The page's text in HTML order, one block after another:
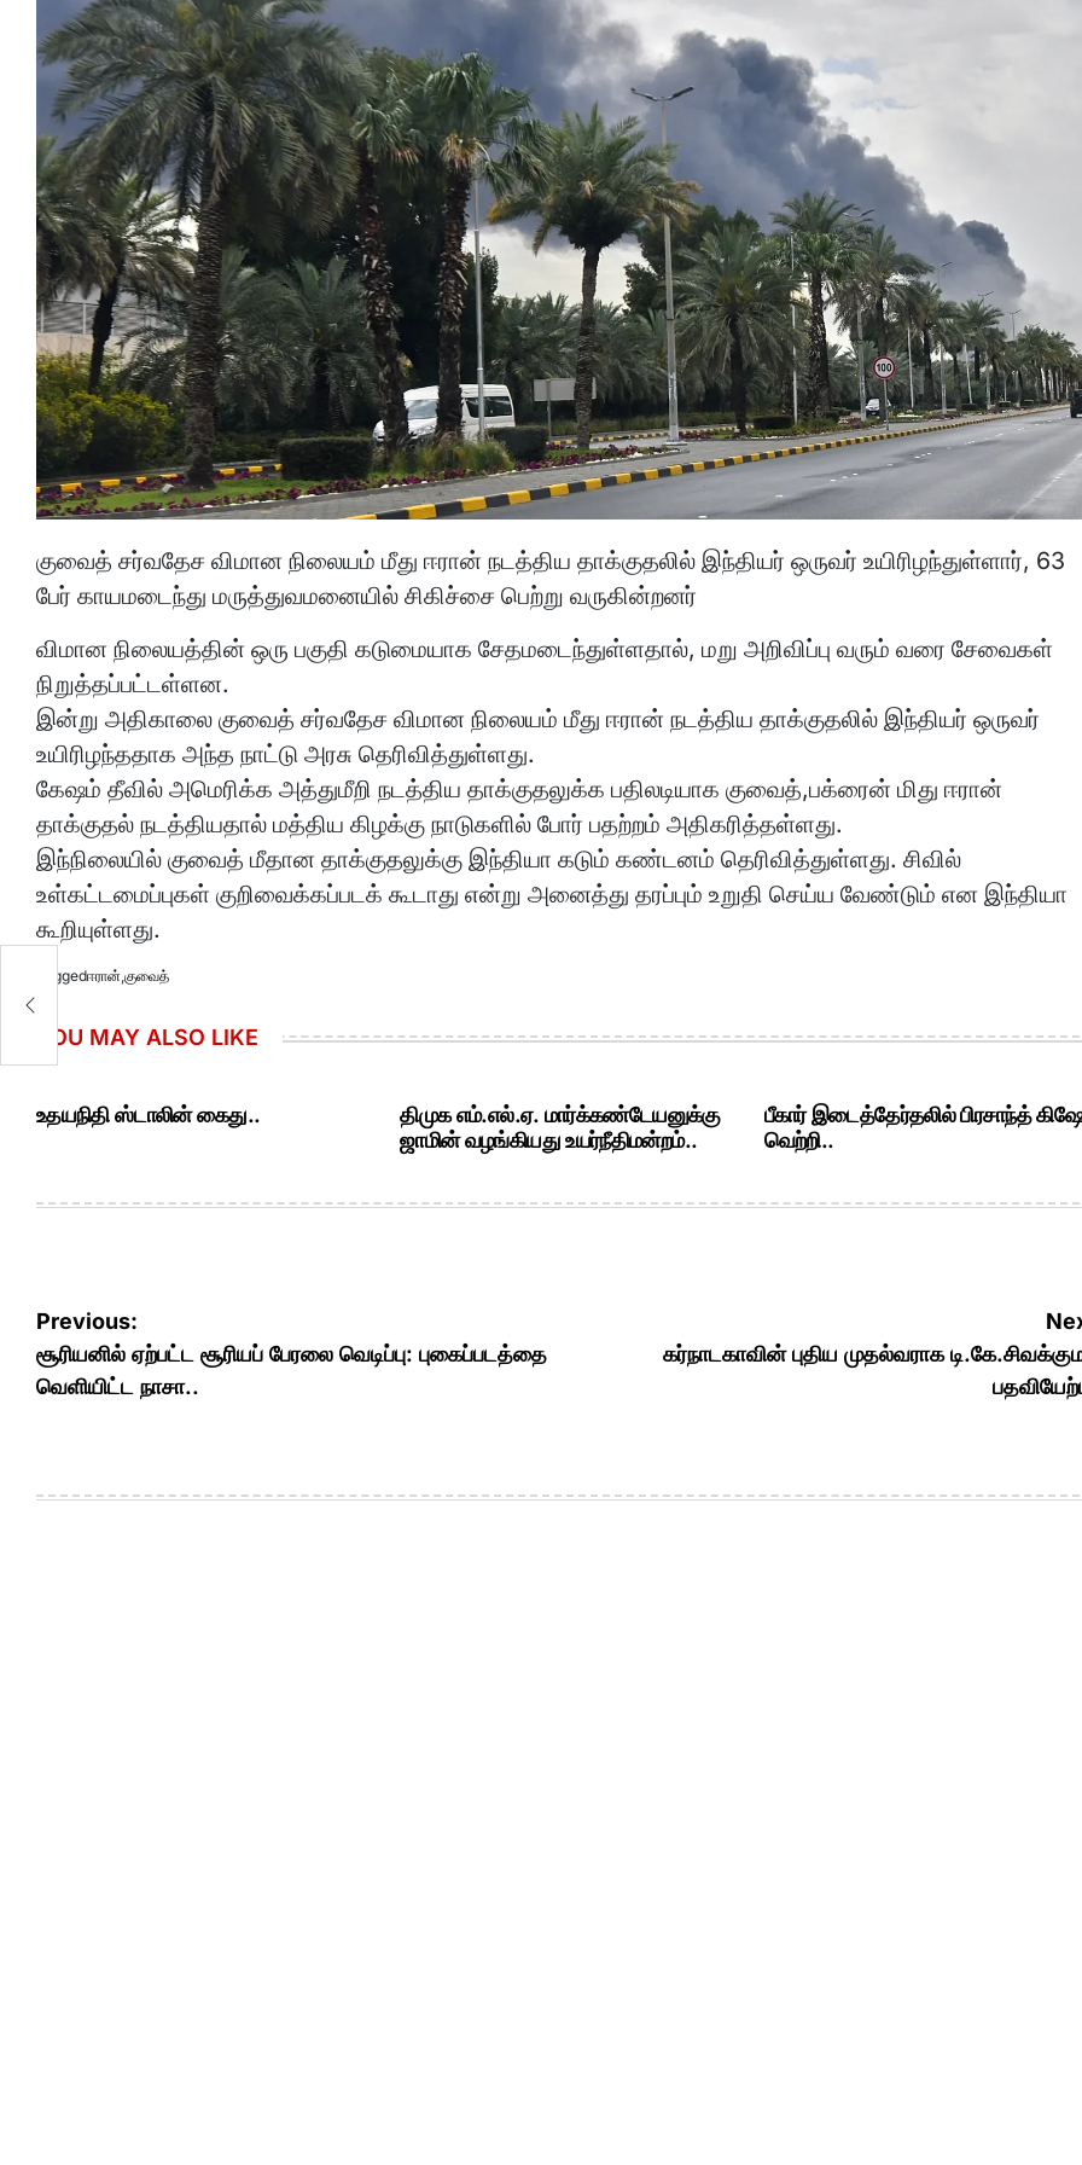
குவைத் சர்வதேச விமான நிலையம் மீது ஈரான் நடத்திய தாக்குதலில் இந்தியர் ஒருவர் உயிரிழந்துள்ளார், 63
பேர் காயமடைந்து மருத்துவமனையில் சிகிச்சை பெற்று வருகின்றனர்
விமான நிலையத்தின் ஒரு பகுதி கடுமையாக சேதமடைந்துள்ளதால், மறு அறிவிப்பு வரும் வரை சேவைகள்
நிறுத்தப்பட்டள்ளன.
இன்று அதிகாலை குவைத் சர்வதேச விமான நிலையம் மீது ஈரான் நடத்திய தாக்குதலில் இந்தியர் ஒருவர்
உயிரிழந்ததாக அந்த நாட்டு அரசு தெரிவித்துள்ளது.
கேஷம் தீவில் அமெரிக்க அத்துமீறி நடத்திய தாக்குதலுக்க பதிலடியாக குவைத்,பக்ரைன் மிது ஈரான்
தாக்குதல் நடத்தியதால் மத்திய கிழக்கு நாடுகளில் போர் பதற்றம் அதிகரித்தள்ளது.
இந்நிலையில் குவைத் மீதான தாக்குதலுக்கு இந்தியா கடும் கண்டனம் தெரிவித்துள்ளது. சிவில்
உள்கட்டமைப்புகள் குறிவைக்கப்படக் கூடாது என்று அனைத்து தரப்பும் உறுதி செய்ய வேண்டும் என இந்தியா
கூறியுள்ளது.
Taggedஈரான் குவைத்
YOU MAY ALSO LIKE
உதயநிதி ஸ்டாலின் கைது..
திமுக எம்.எல்.ஏ. மார்க்கண்டேயனுக்கு
ஜாமின் வழங்கியது உயர்நீதிமன்றம்..
பீகார் இடைத்தேர்தலில் பிரசாந்த்
வெற்றி..
Post
navigation
Previous:
சூரியனில் ஏற்பட்ட சூரியப் பேரலை வெடிப்பு: புகைப்படத்தை
வெளியிட்ட நாசா..
கர்நாடகாவின் புதிய முதல்வராக